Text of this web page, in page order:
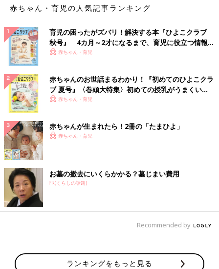
赤ちゃん・育児の人気記事ランキング
育児の困ったがズバリ！解決する本『ひよこクラブ
秋号』 4カ月～2才になるまで、育児に役立つ情報が
いっぱい！
赤ちゃん・育児
赤ちゃんのお世話まるわかり！『初めてのひよこクラ
ブ 夏号』〈巻頭大特集〉初めての授乳がうまくい
く！ おっぱい・ミルクの基本と夏のトラブル 解決テ
赤ちゃん・育児
赤ちゃんが生まれたら！2冊の「たまひよ」
赤ちゃん・育児
お墓の撤去にいくらかかる？墓じまい費用
PR(くらしの話題)
Recommended by
ランキングをもっと見る